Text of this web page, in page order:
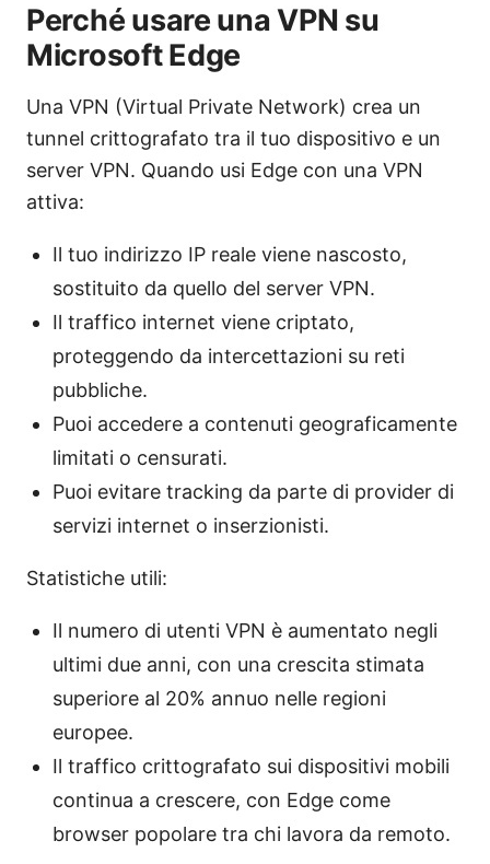
Perché usare una VPN su
Microsoft Edge
Una VPN (Virtual Private Network) crea un
tunnel crittografato tra il tuo dispositivo e un
server VPN. Quando usi Edge con una VPN
attiva:
Il tuo indirizzo IP reale viene nascosto,
sostituito da quello del server VPN.
Il traffico internet viene criptato,
proteggendo da intercettazioni su reti
pubbliche.
Puoi accedere a contenuti geograficamente
limitati o censurati.
Puoi evitare tracking da parte di provider di
servizi internet o inserzionisti.
Statistiche utili:
Il numero di utenti VPN è aumentato negli
ultimi due anni, con una crescita stimata
superiore al 20% annuo nelle regioni
europee.
Il traffico crittografato sui dispositivi mobili
continua a crescere, con Edge come
browser popolare tra chi lavora da remoto.